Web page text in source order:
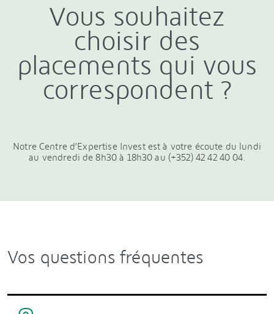
Vous souhaitez
choisir des
placements qui vous
correspondent ?
Notre Centre d’Expertise Invest est à votre écoute du lundi
au vendredi de 8h30 à 18h30 au (+352) 42 42 40 04.
Vos questions fréquentes